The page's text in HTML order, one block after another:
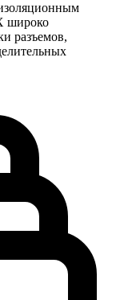
широко
разъемов,